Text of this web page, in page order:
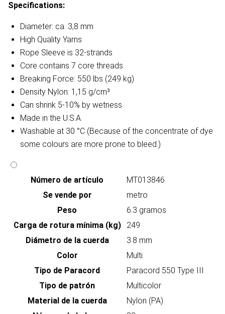
Specifications:
Diameter: ca. 3,8 mm
High Quality Yarns
Rope Sleeve is 32-strands
Core contains 7 core threads
Breaking Force: 550 lbs (249 kg)
Density Nylon: 1,15 g/cm³
Can shrink 5-10% by wetness
Made in the U.S.A.
Washable at 30 °C (Because of the concentrate of dye
some colours are more prone to bleed.)
Número de artículo
MT013846
Se vende por
metro
Peso
6.3 gramos
Carga de rotura mínima (kg)
249
Diámetro de la cuerda
3.8 mm
Color
Multi
Tipo de Paracord
Paracord 550 Type III
Tipo de patrón
Multicolor
Material de la cuerda
Nylon (PA)